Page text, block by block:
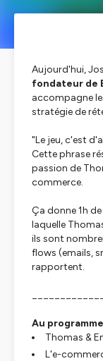
Aujourd'hui,
fondateur de
accompagne
stratégie de
"Le jeu, c'est
Cette phrase
passion de
commerce.
Ça donne 1h
laquelle
ils sont
flows (emails,
rapportent.
Au
Thomas &
L'e-